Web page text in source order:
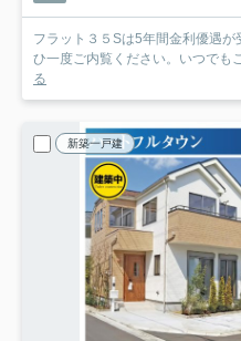
フラット３５Sは5年間金利優遇
ひ一度ご内覧ください。いつでも
る
新築一戸建